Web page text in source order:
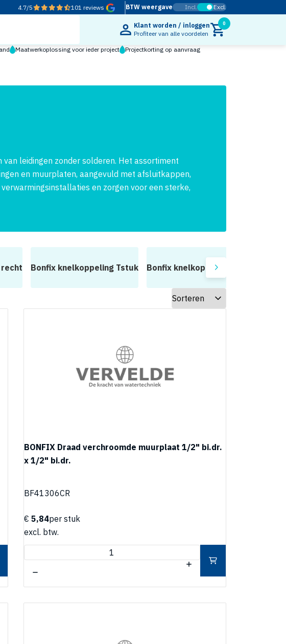
4.7/5 101 reviews BTW weergave Incl. Excl.
Klant worden / inloggen
Profiteer van alle voordelen
0
Maatwerkoplossing voor ieder project Projectkorting op aanvraag
leidingen zonder solderen. Het assortiment
en muurplaten, aangevuld met afsluitkappen,
en zorgen voor een sterke,
Bonfix knelkoppeling Tstuk Bonfix knelkopping verloop
BONFIX Draad verchroomde muurplaat 1/2" bi.dr.
x 1/2" bi.dr.
BF41306CR
€ 5,84per stuk
excl. btw.